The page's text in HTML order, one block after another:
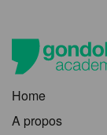
Home
A propos